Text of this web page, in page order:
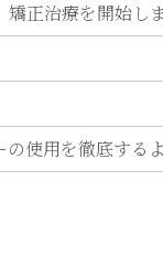
正治療を開始しま
使用を徹底する